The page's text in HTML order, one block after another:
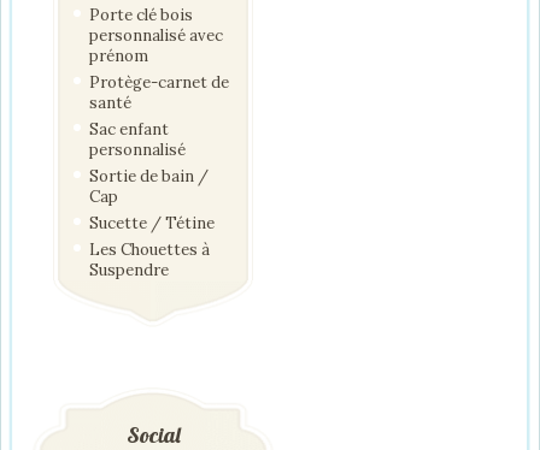
Porte clé bois
personnalisé avec
prénom
Protège-carnet de
santé
Sac enfant
personnalisé
Sortie de bain /
Cap
Sucette / Tétine
Les Chouettes à
Suspendre
Social